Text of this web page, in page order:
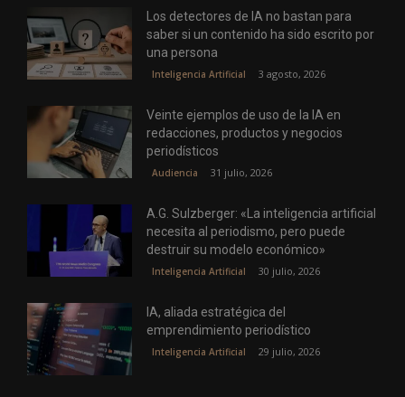
Los detectores de IA no bastan para
saber si un contenido ha sido escrito por
una persona
Inteligencia Artificial 3 agosto, 2026
Veinte ejemplos de uso de la IA en
redacciones, productos y negocios
periodísticos
Audiencia 31 julio, 2026
A.G. Sulzberger: «La inteligencia artificial
necesita al periodismo, pero puede
destruir su modelo económico»
Inteligencia Artificial 30 julio, 2026
IA, aliada estratégica del
emprendimiento periodístico
Inteligencia Artificial 29 julio, 2026